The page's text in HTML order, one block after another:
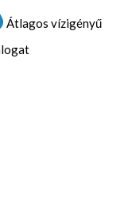
Átlagos vízigényű